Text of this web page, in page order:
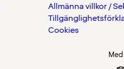
Allmänna villkor /
Cookies